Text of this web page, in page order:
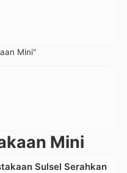
Mini"
Mini
Sulsel Serahkan